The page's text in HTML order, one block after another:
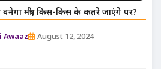
मंत्री, किस-किस के कतरे जाएंगे पर?
Awaaz August 12, 2024